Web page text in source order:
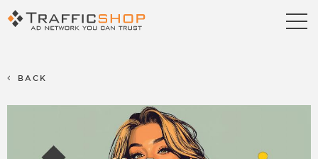
FAQ
Contact us
BACK